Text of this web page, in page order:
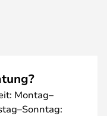
Montag–